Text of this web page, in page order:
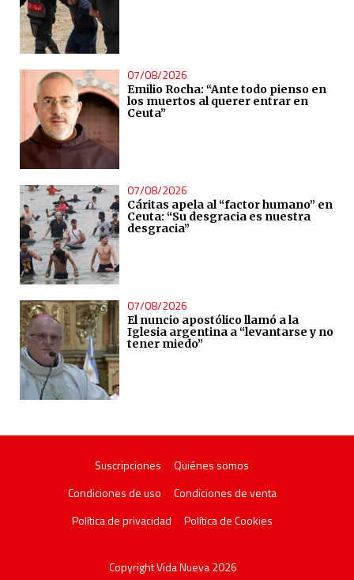
07/08/2026
Emilio Rocha: “Ante todo pienso en
los muertos al querer entrar en
Ceuta”
07/08/2026
Cáritas apela al “factor humano” en
Ceuta: “Su desgracia es nuestra
desgracia”
07/08/2026
El nuncio apostólico llamó a la
Iglesia argentina a “levantarse y no
tener miedo”
Suscripciones
Quiénes somos
Condiciones de uso
Condiciones de venta
Política de privacidad
Política de Cookies
Copyright Vida Nueva 2026